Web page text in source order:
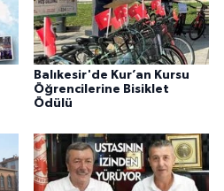
Balıkesir'de Kur’an Kursu
Öğrencilerine Bisiklet
Ödülü